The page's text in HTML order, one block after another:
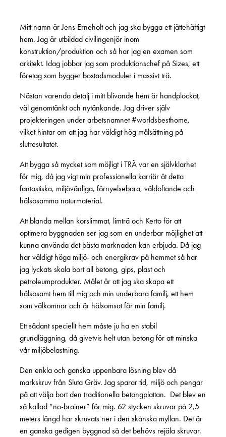
Mitt namn är Jens Erneholt och jag ska bygga ett jättehäftigt
hem. Jag är utbildad civilingenjör inom
konstruktion/produktion och så har jag en examen som
arkitekt. Idag jobbar jag som produktionschef på Sizes, ett
företag som bygger bostadsmoduler i massivt trä.
Nästan varenda detalj i mitt blivande hem är handplockat,
väl genomtänkt och nytänkande. Jag driver själv
projekteringen under arbetsnamnet #worldsbesthome,
vilket hintar om att jag har väldigt hög målsättning på
slutresultatet.
Att bygga så mycket som möjligt i TRÄ var en självklarhet
för mig, då jag vigt min professionella karriär åt detta
fantastiska, miljövänliga, förnyelsebara, väldoftande och
hälsosamma naturmaterial.
Att blanda mellan korslimmat, limträ och Kerto för att
optimera byggnaden ser jag som en underbar möjlighet att
kunna använda det bästa marknaden kan erbjuda. Då jag
har väldigt höga miljö- och energikrav på hemmet så har
jag lyckats skala bort all betong, gips, plast och
petroleumprodukter. Målet är att jag ska skapa ett
hälsosamt hem till mig och min underbara familj, ett hem
som välkomnar och är hälsomsat för min familj.
Ett sådant speciellt hem måste ju ha en stabil
grundläggning, då givetvis helt utan betong för att minska
vår miljöbelastning.
Den enkla och ganska uppenbara lösning blev då
markskruv från Sluta Gräv. Jag sparar tid, miljö och pengar
på att välja bort den traditionella betongplattan. Det blev en
så kallad ”no-brainer” för mig. 62 stycken skruvar på 2,5
meters längd har skruvats ner i den skånska myllan. Det är
en ganska gedigen byggnad så det behövs rejäla skruvar.